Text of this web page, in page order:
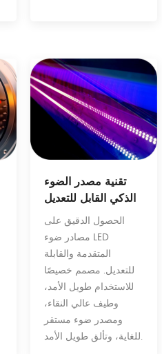
تقنية مصدر الضوء
الذكي القابل للتعديل
الحصول الدقيق على
مصادر ضوء LED
المتقدمة والقابلة
للتعديل. مصمم خصيصًا
للاستخدام طويل الأمد،
وطيف عالي النقاء،
ومصدر ضوء مستقر
للغاية، وتألق طويل الأمد.